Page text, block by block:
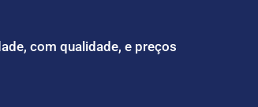
com qualidade, e preços